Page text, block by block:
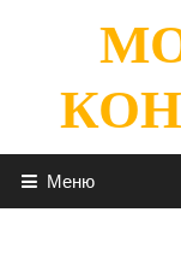
содержимому
Меню